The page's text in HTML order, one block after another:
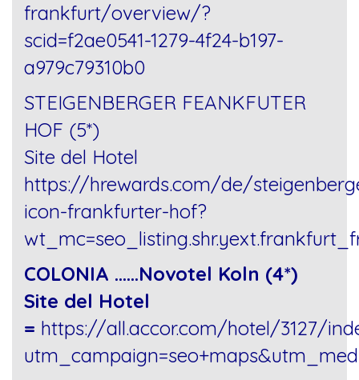
frankfurt/overview/?
scid=f2ae0541-1279-4f24-b197-
a979c79310b0
STEIGENBERGER FEANKFUTER
HOF (5*)
Site del Hotel
https://hrewards.com/de/
icon-frankfurter-hof?
COLONIA ……Novotel Koln (4*)
Site del Hotel
= https://all.accor.com/hotel/3127/